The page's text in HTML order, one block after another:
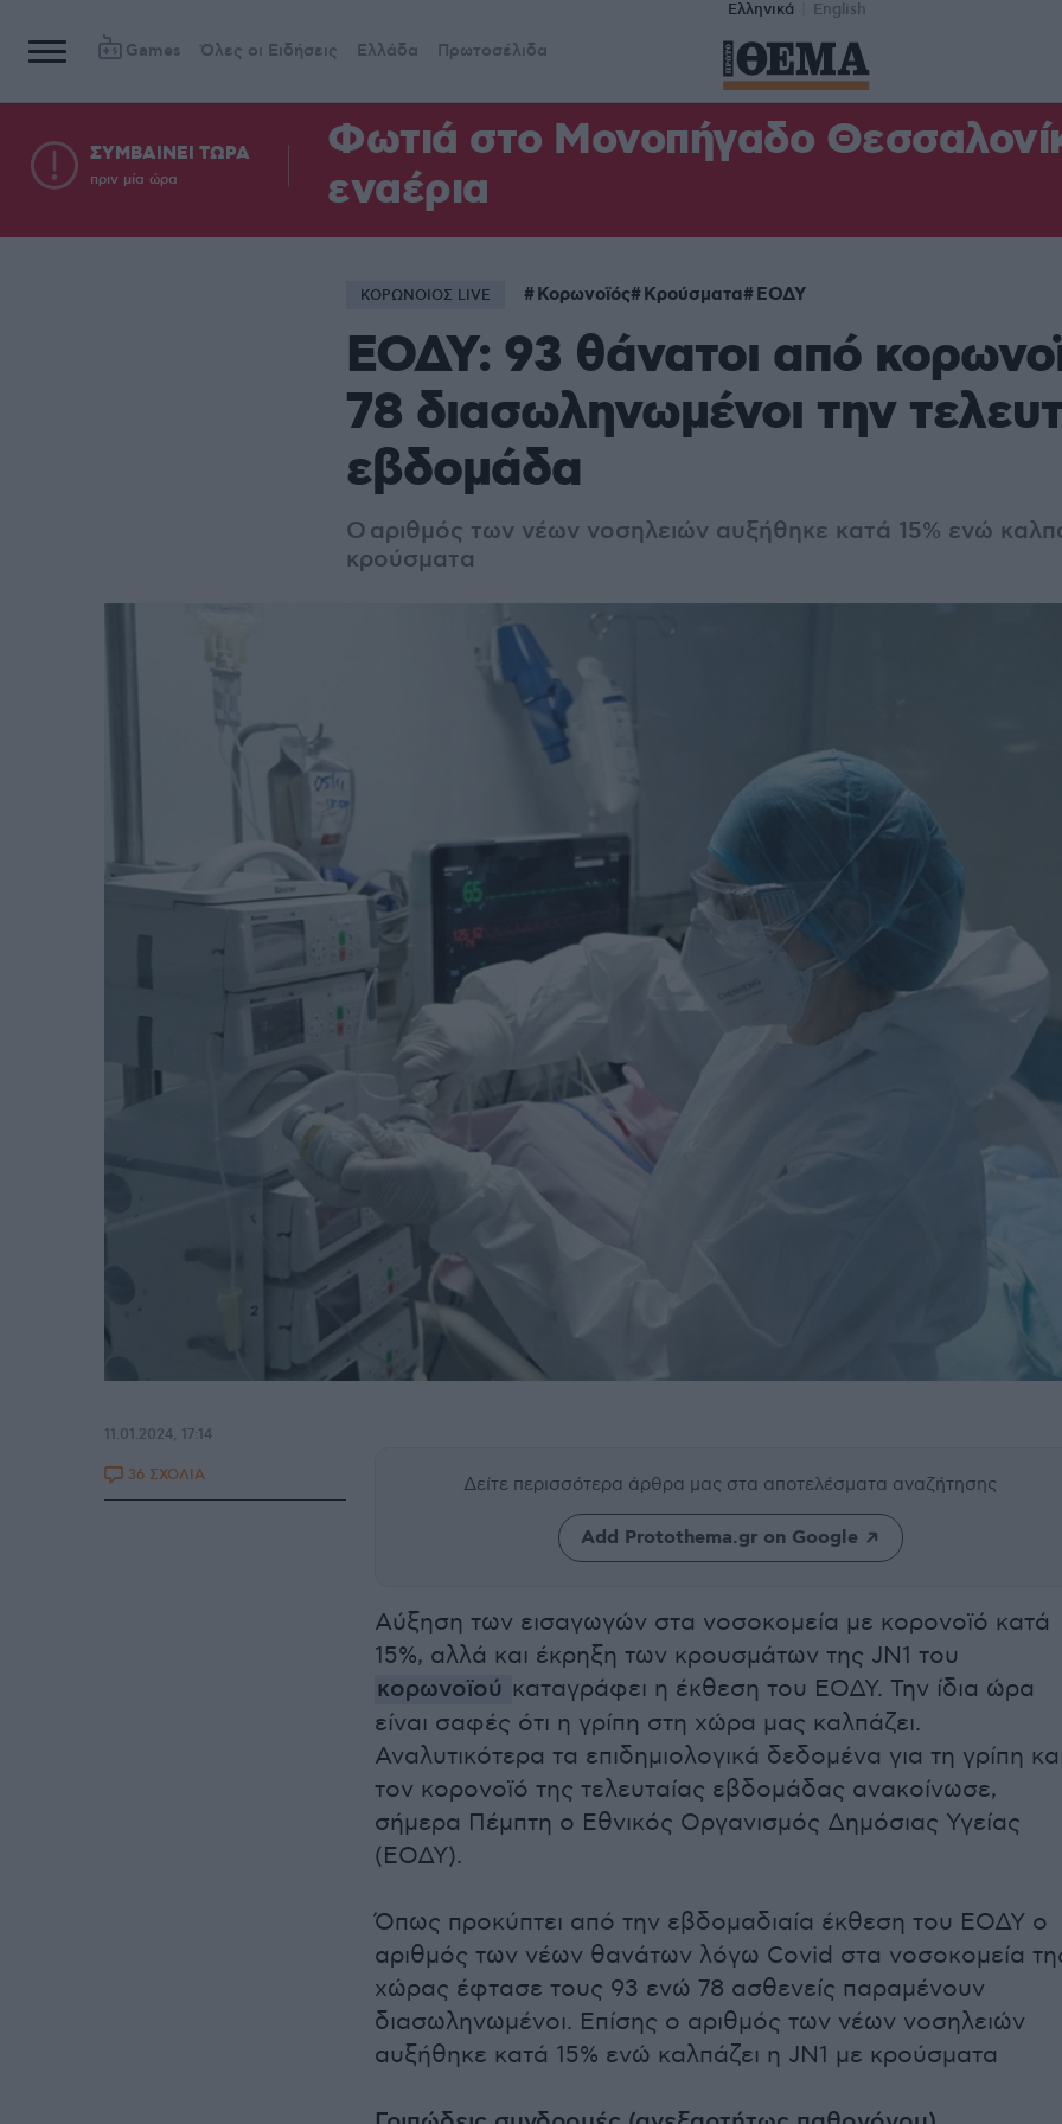
Ελληνικά English
Games Όλες οι Ειδήσεις Ελλάδα Πρωτοσέλιδα
ΣΥΜΒΑΙΝΕΙ ΤΩΡΑ
πριν μία ώρα
Φωτιά στο Μονοπήγαδο
εναέρια
ΚΟΡΩΝΟΙΟΣ LIVE Κορωνοϊός Κρούσματα ΕΟΔΥ
ΕΟΔΥ: 93 θάνατοι από
78 διασωληνωμένοι την
εβδομάδα
O αριθμός των νέων νοσηλειών αυξήθηκε κατά 15% ενώ
κρούσματα
Δείτε περισσότερα άρθρα μας στα αποτελέσματα αναζήτησης
Add Protothema.gr on Google
Αύξηση των εισαγωγών στα νοσοκομεία με κορονοϊό κατά
15%, αλλά και έκρηξη των κρουσμάτων της JN1 του
κορωνοϊού καταγράφει η έκθεση του ΕΟΔΥ. Την ίδια ώρα
είναι σαφές ότι η γρίπη στη χώρα μας καλπάζει.
Αναλυτικότερα τα επιδημιολογικά δεδομένα για τη γρίπη
τον κορονοϊό της τελευταίας εβδομάδας ανακοίνωσε,
σήμερα Πέμπτη ο Εθνικός Οργανισμός Δημόσιας Υγείας
(ΕΟΔΥ).
Όπως προκύπτει από την εβδομαδιαία έκθεση του ΕΟΔΥ o
αριθμός των νέων θανάτων λόγω Covid στα νοσοκομεία
χώρας έφτασε τους 93 ενώ 78 ασθενείς παραμένουν
διασωληνωμένοι. Επίσης ο αριθμός των νέων νοσηλειών
αυξήθηκε κατά 15% ενώ καλπάζει η JN1 με κρούσματα
11.01.2024, 17:14
36 ΣΧΟΛΙΑ